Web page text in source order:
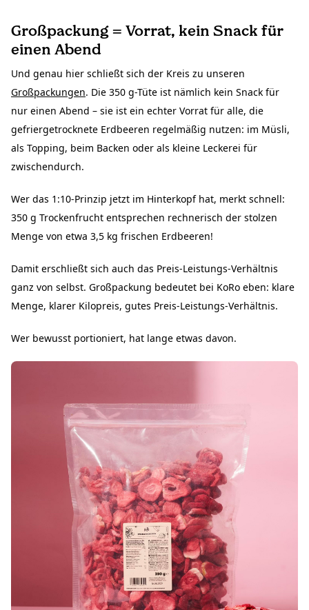
Großpackung = Vorrat, kein Snack für
einen Abend
Und genau hier schließt sich der Kreis zu unseren
Großpackungen. Die 350 g-Tüte ist nämlich kein Snack für
nur einen Abend – sie ist ein echter Vorrat für alle, die
gefriergetrocknete Erdbeeren regelmäßig nutzen: im Müsli,
als Topping, beim Backen oder als kleine Leckerei für
zwischendurch.
Wer das 1:10-Prinzip jetzt im Hinterkopf hat, merkt schnell:
350 g Trockenfrucht entsprechen rechnerisch der stolzen
Menge von etwa 3,5 kg frischen Erdbeeren!
Damit erschließt sich auch das Preis-Leistungs-Verhältnis
ganz von selbst. Großpackung bedeutet bei KoRo eben: klare
Menge, klarer Kilopreis, gutes Preis-Leistungs-Verhältnis.
Wer bewusst portioniert, hat lange etwas davon.